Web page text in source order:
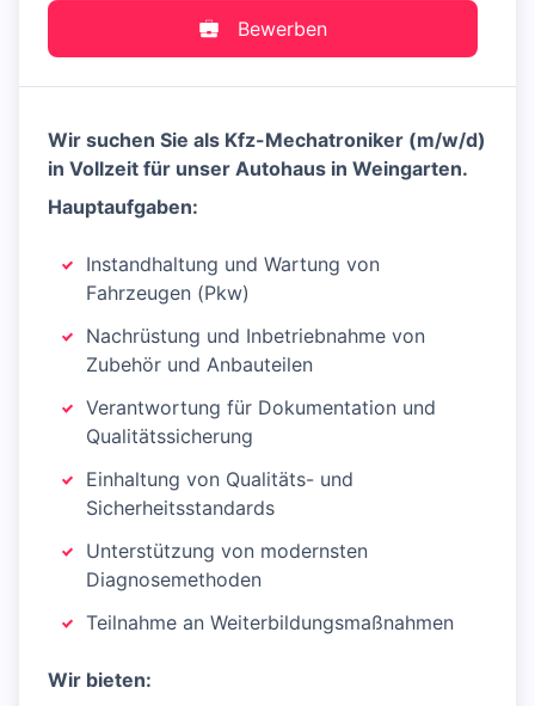
Bewerben
Wir suchen Sie als Kfz-Mechatroniker (m/w/d)
in Vollzeit für unser Autohaus in Weingarten.
Hauptaufgaben:
Instandhaltung und Wartung von
Fahrzeugen (Pkw)
Nachrüstung und Inbetriebnahme von
Zubehör und Anbauteilen
Verantwortung für Dokumentation und
Qualitätssicherung
Einhaltung von Qualitäts- und
Sicherheitsstandards
Unterstützung von modernsten
Diagnosemethoden
Teilnahme an Weiterbildungsmaßnahmen
Wir bieten: